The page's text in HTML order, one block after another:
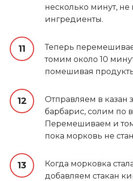
несколько минут,
ингредиенты.
Теперь
томим около 10
помешивая
Отправляем в казан
барбарис, солим по
Перемешиваем и
пока морковь не
Когда морковка
добавляем стакан